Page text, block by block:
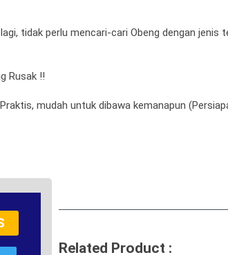
tidak perlu mencari-cari Obeng dengan jenis
Rusak !!
mudah untuk dibawa kemanapun
Related Product :